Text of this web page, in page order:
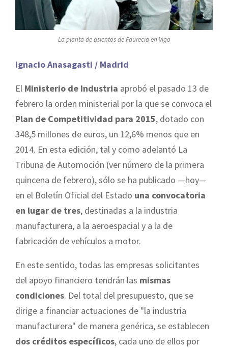
La planta de asientos de Faurecia en Vigo
Ignacio Anasagasti / Madrid
El Ministerio de Industria aprobó el pasado 13 de
febrero la orden ministerial por la que se convoca el
Plan de Competitividad para 2015, dotado con
348,5 millones de euros, un 12,6% menos que en
2014. En esta edición, tal y como adelantó La
Tribuna de Automoción (ver número de la primera
quincena de febrero), sólo se ha publicado —hoy—
en el Boletín Oficial del Estado una convocatoria
en lugar de tres, destinadas a la industria
manufacturera, a la aeroespacial y a la de
fabricación de vehículos a motor.
En este sentido, todas las empresas solicitantes
del apoyo financiero tendrán las mismas
condiciones. Del total del presupuesto, que se
dirige a financiar actuaciones de "la industria
manufacturera" de manera genérica, se establecen
dos créditos específicos, cada uno de ellos por